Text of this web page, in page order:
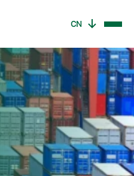
CN
You!
been sent!
You!
been sent!
You!
been sent!
！
已发送！
！
已发送！
！
已发送！